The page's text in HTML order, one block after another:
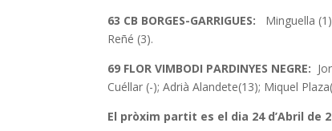
63 CB BORGES-GARRIGUES: Minguella
Reñé (3).
69 FLOR VIMBODI PARDINYES NEGRE:
Cuéllar (-); Adrià Alandete(13); Miquel
El pròxim partit es el dia 24 d’Abril de